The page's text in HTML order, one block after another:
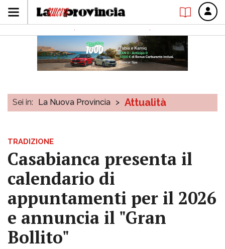
Sei in: La Nuova Provincia > Attualità
TRADIZIONE
Casabianca presenta il
calendario di
appuntamenti per il 2026
e annuncia il "Gran
Bollito"